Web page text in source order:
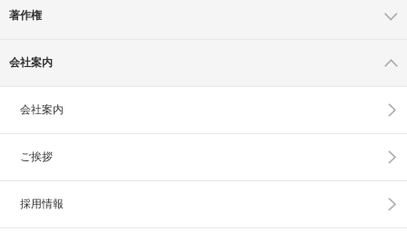
著作権
会社案内
会社案内
ご挨拶
採用情報